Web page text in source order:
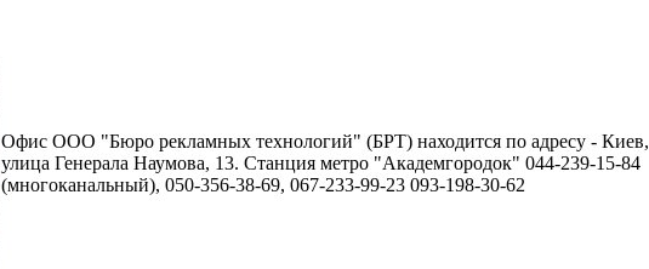
Офис ООО "Бюро рекламных технологий" (БРТ) находится по адресу - Киев,
улица Генерала Наумова, 13. Станция метро "Академгородок" 044-239-15-84
(многоканальный), 050-356-38-69, 067-233-99-23 093-198-30-62